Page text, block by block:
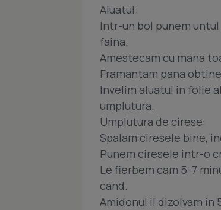
Aluatul:
Intr-un bol punem
faina.
Amestecam cu mana
Framantam pana
Invelim aluatul in folie
umplutura.
Umplutura de cirese:
Spalam ciresele bine,
Punem ciresele intr-o
Le fierbem cam 5-7
cand.
Amidonul il dizolvam in